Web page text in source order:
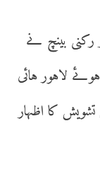
بینچ نے
لاہور ہائی
کا اظہار